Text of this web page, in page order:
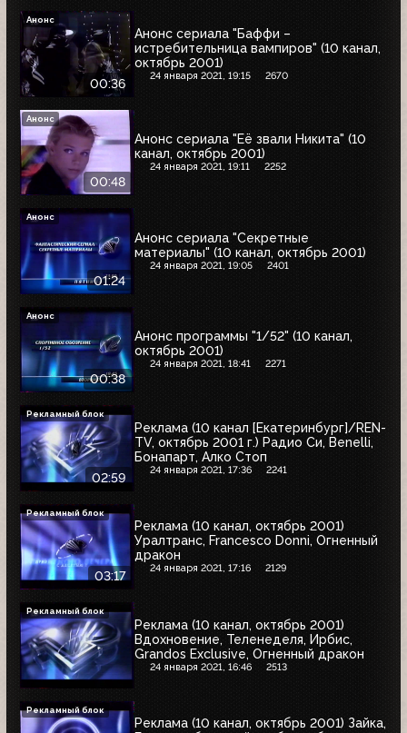
00:36
Анонс сериала "Баффи –
истребительница вампиров" (10 канал,
октябрь 2001)
24 января 2021, 19:15 2670
Анонс
00:48
Анонс сериала "Её звали Никита" (10
канал, октябрь 2001)
24 января 2021, 19:11 2252
Анонс
01:24
Анонс сериала "Секретные
материалы" (10 канал, октябрь 2001)
24 января 2021, 19:05 2401
Анонс
00:38
Анонс программы "1/52" (10 канал,
октябрь 2001)
24 января 2021, 18:41 2271
Анонс
02:59
Реклама (10 канал [Екатеринбург]/REN-
TV, октябрь 2001 г.) Радио Си, Benelli,
Бонапарт, Алко Стоп
24 января 2021, 17:36 2241
Рекламный блок
03:17
Реклама (10 канал, октябрь 2001)
Уралтранс, Francesco Donni, Огненный
дракон
24 января 2021, 17:16 2129
Рекламный блок
Реклама (10 канал, октябрь 2001)
Вдохновение, Теленеделя, Ирбис,
Grandos Exclusive, Огненный дракон
24 января 2021, 16:46 2513
Рекламный блок
Реклама (10 канал, октябрь 2001) Зайка,
Рекламный блок